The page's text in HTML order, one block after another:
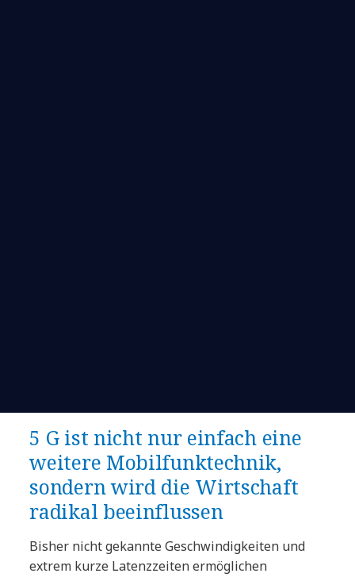
5 G ist nicht nur einfach eine
weitere Mobilfunktechnik,
sondern wird die Wirtschaft
radikal beeinflussen
Bisher nicht gekannte Geschwindigkeiten und
extrem kurze Latenzzeiten ermöglichen